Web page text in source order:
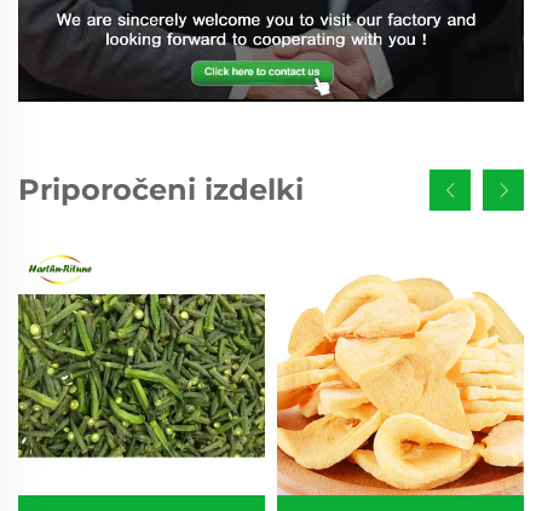
Priporočeni izdelki